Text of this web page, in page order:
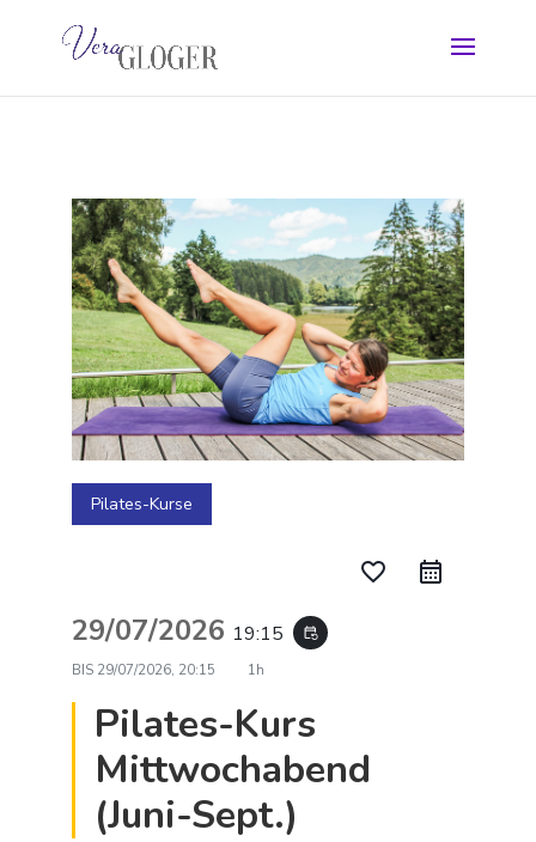
Pilates-Kurse
favorite_border
29/07/2026 19:15 event_repeat
BIS 29/07/2026, 20:15 1h
Pilates-Kurs
Mittwochabend
(Juni-Sept.)